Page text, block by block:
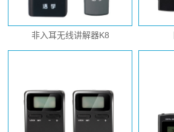
非入耳无线讲解器K8